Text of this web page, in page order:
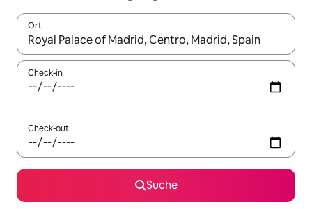
Ort
Wenn Ergebnisse verfügbar sind, navigiere mit den
Check-in
Check-out
Suche